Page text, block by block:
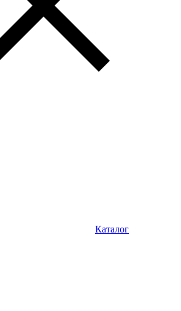
Каталог